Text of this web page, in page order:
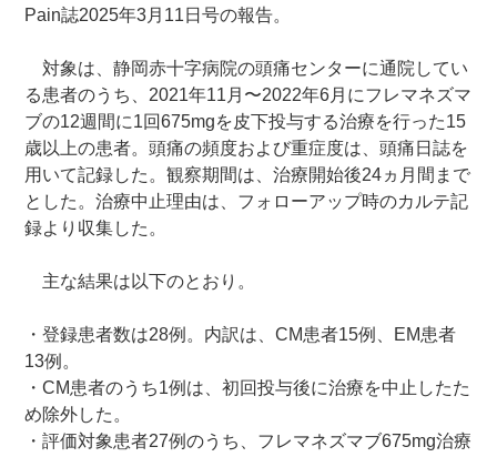
Pain誌2025年3月11日号の報告。
対象は、静岡赤十字病院の頭痛センターに通院してい
る患者のうち、2021年11月〜2022年6月にフレマネズマ
ブの12週間に1回675mgを皮下投与する治療を行った15
歳以上の患者。頭痛の頻度および重症度は、頭痛日誌を
用いて記録した。観察期間は、治療開始後24ヵ月間まで
とした。治療中止理由は、フォローアップ時のカルテ記
録より収集した。
主な結果は以下のとおり。
・登録患者数は28例。内訳は、CM患者15例、EM患者
13例。
・CM患者のうち1例は、初回投与後に治療を中止したた
め除外した。
・評価対象患者27例のうち、フレマネズマブ675mg治療